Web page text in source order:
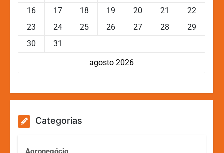
agosto 2026
16
17 18 19 20 21
22
23
24 25 26 27 28
29
30
31
Categorias
Agronegócio